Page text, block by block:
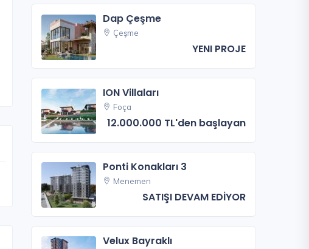
Dap Çeşme
Çeşme
YENI PROJE
ION Villaları
Foça
12.000.000 TL'den başlayan
Ponti Konakları 3
Menemen
SATIŞI DEVAM EDİYOR
Velux Bayraklı